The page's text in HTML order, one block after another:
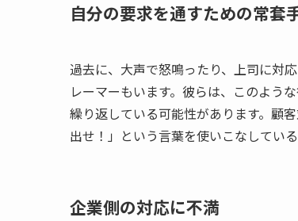
自分の要求を通すための常套
過去に、大声で怒鳴ったり、上司に対
レーマーもいます。彼らは、このよう
繰り返している可能性があります。顧
出せ！」という言葉を使いこなしてい
企業側の対応に不満